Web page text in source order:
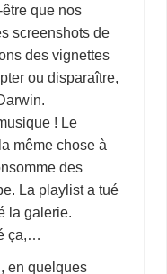
que nos
screenshots de
des vignettes
ou disparaître,
! Le
même chose à
des
La playlist a tué
la galerie.
ça,…
en quelques